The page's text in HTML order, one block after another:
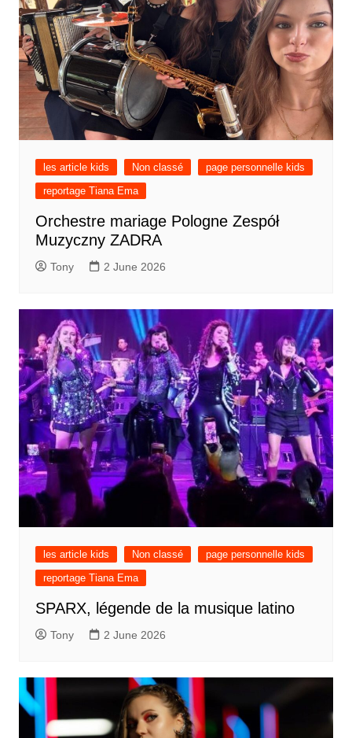
les article kids Non classé
page personnelle kids
reportage Tiana Ema
Orchestre mariage Pologne Zespół
Muzyczny ZADRA
Tony 2 June 2026
les article kids Non classé
page personnelle kids
reportage Tiana Ema
SPARX, légende de la musique latino
Tony 2 June 2026